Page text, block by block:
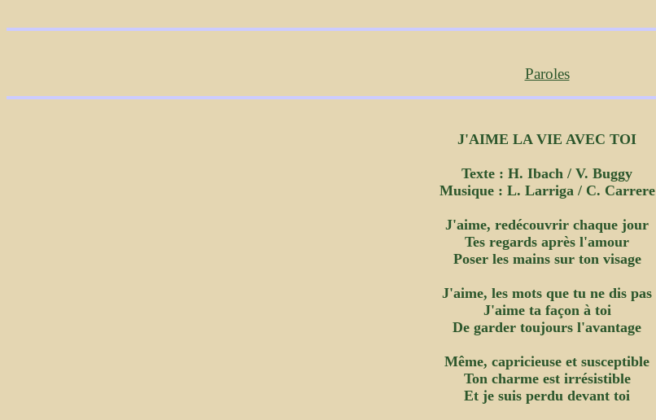
Paroles
J'AIME LA VIE AVEC TOI
Texte : H. Ibach / V. Buggy
Musique : L. Larriga / C. Carrere
J'aime, redécouvrir chaque jour
Tes regards après l'amour
Poser les mains sur ton visage
J'aime, les mots que tu ne dis pas
J'aime ta façon à toi
De garder toujours l'avantage
Même, capricieuse et susceptible
Ton charme est irrésistible
Et je suis perdu devant toi